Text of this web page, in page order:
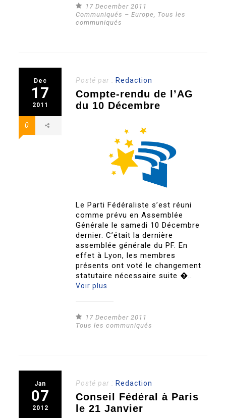
17 December 2011
Communiqués – Europe, Tous les
communiqués
Dec
17
2011
0
Posté par : Redaction
Compte-rendu de l’AG
du 10 Décembre
Le Parti Fédéraliste s’est réuni
comme prévu en Assemblée
Générale le samedi 10 Décembre
dernier. C’était la dernière
assemblée générale du PF. En
effet à Lyon, les membres
présents ont voté le changement
statutaire nécessaire suite �..
Voir plus
17 December 2011
Tous les communiqués
Jan
07
2012
Posté par : Redaction
Conseil Fédéral à Paris
le 21 Janvier